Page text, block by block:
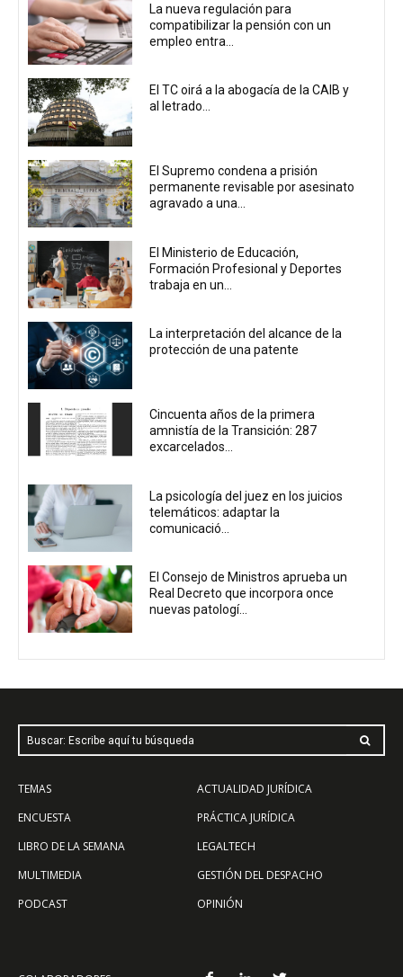
La nueva regulación para
compatibilizar la pensión con un
empleo entra...
El TC oirá a la abogacía de la CAIB y
al letrado...
El Supremo condena a prisión
permanente revisable por asesinato
agravado a una...
El Ministerio de Educación,
Formación Profesional y Deportes
trabaja en un...
La interpretación del alcance de la
protección de una patente
Cincuenta años de la primera
amnistía de la Transición: 287
excarcelados...
La psicología del juez en los juicios
telemáticos: adaptar la
comunicació...
El Consejo de Ministros aprueba un
Real Decreto que incorpora once
nuevas patologí...
Buscar: Escribe aquí tu búsqueda
TEMAS
ENCUESTA
LIBRO DE LA SEMANA
MULTIMEDIA
PODCAST
ACTUALIDAD JURÍDICA
PRÁCTICA JURÍDICA
LEGALTECH
GESTIÓN DEL DESPACHO
OPINIÓN